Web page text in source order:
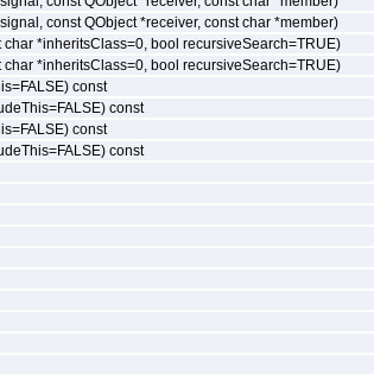
const QObject *receiver, const char *member)
*inheritsClass=0, bool recursiveSearch=TRUE)
*inheritsClass=0, bool recursiveSearch=TRUE)
const
const
const
const